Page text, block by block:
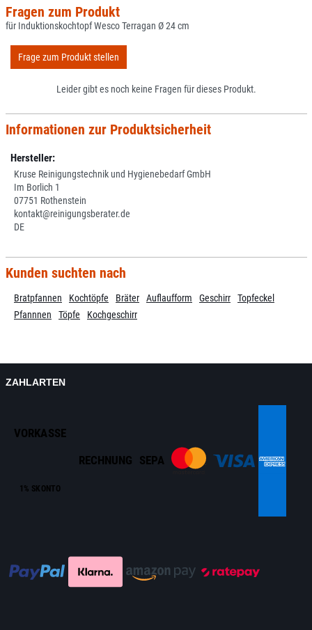
Fragen zum Produkt
für Induktionskochtopf Wesco Terragan Ø 24 cm
Frage zum Produkt stellen
Leider gibt es noch keine Fragen für dieses Produkt.
Informationen zur Produktsicherheit
Hersteller:
Kruse Reinigungstechnik und Hygienebedarf GmbH
Im Borlich 1
07751 Rothenstein
kontakt@reinigungsberater.de
DE
Kunden suchten nach
Bratpfannen Kochtöpfe Bräter Auflaufform Geschirr
Topfeckel
Pfannnen
Töpfe Kochgeschirr
ZAHLARTEN
VORKASSE
1% SKONTO
RECHNUNG SEPA